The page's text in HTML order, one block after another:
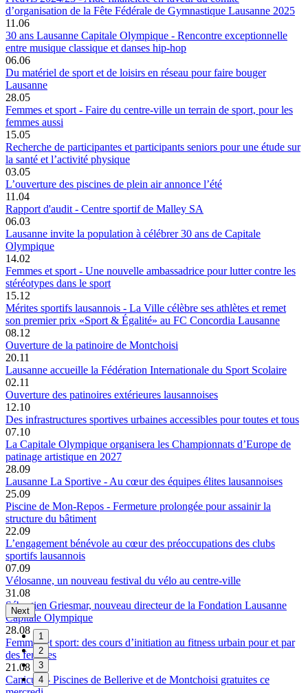
d’organisation de la Fête Fédérale de Gymnastique Lausanne 2025
11.06
30 ans Lausanne Capitale Olympique - Rencontre exceptionnelle
entre musique classique et danses hip-hop
06.06
Du matériel de sport et de loisirs en réseau pour faire bouger
Lausanne
28.05
Femmes et sport - Faire du centre-ville un terrain de sport, pour les
femmes aussi
15.05
Recherche de participantes et participants seniors pour une étude sur
la santé et l’activité physique
03.05
L’ouverture des piscines de plein air annonce l’été
11.04
Rapport d'audit - Centre sportif de Malley SA
06.03
Lausanne invite la population à célébrer 30 ans de Capitale
Olympique
14.02
Femmes et sport - Une nouvelle ambassadrice pour lutter contre les
stéréotypes dans le sport
15.12
Mérites sportifs lausannois - La Ville célèbre ses athlètes et remet
son premier prix «Sport & Égalité» au FC Concordia Lausanne
08.12
Ouverture de la patinoire de Montchoisi
20.11
Lausanne accueille la Fédération Internationale du Sport Scolaire
02.11
Ouverture des patinoires extérieures lausannoises
12.10
Des infrastructures sportives urbaines accessibles pour toutes et tous
07.10
La Capitale Olympique organisera les Championnats d’Europe de
patinage artistique en 2027
28.09
Lausanne La Sportive - Au cœur des équipes élites lausannoises
25.09
Piscine de Mon-Repos - Fermeture prolongée pour assainir la
structure du bâtiment
22.09
L’engagement bénévole au cœur des préoccupations des clubs
sportifs lausannois
07.09
Vélosanne, un nouveau festival du vélo au centre-ville
31.08
Sébastien Griesmar, nouveau directeur de la Fondation Lausanne
Capitale Olympique
28.08
Femmes et sport: des cours d’initiation au fitness urbain pour et par
des femmes
21.08
Canicule - Piscines de Bellerive et de Montchoisi gratuites ce
Next
1
2
3
4